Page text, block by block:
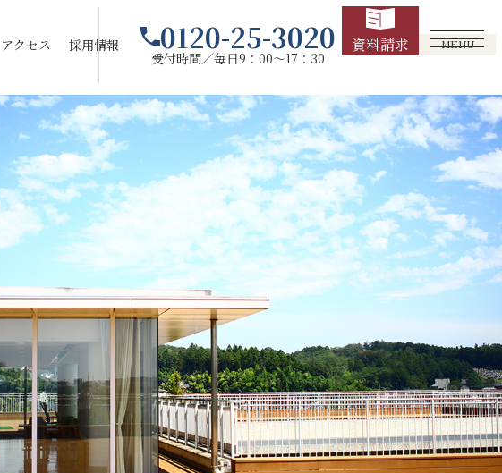
アクセス 採用情報 0120-25-3020
受付時間／毎日9：00～17：30
資料請求 MENU